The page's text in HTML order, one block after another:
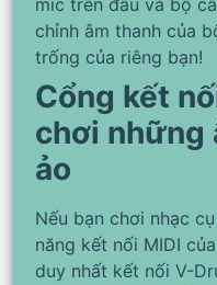
mic trên đầu và bộ
chỉnh âm thanh của
trống của riêng bạn!
Cổng kết
chơi những
ảo
Nếu bạn chơi nhạc
năng kết nối MIDI của
duy nhất kết nối V-